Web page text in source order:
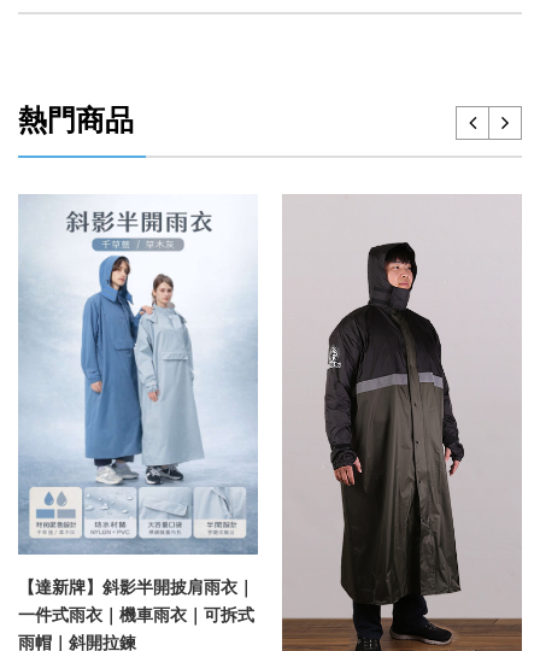
熱門商品
【達新牌】斜影半開披肩雨衣｜
一件式雨衣｜機車雨衣｜可拆式
雨帽｜斜開拉鍊